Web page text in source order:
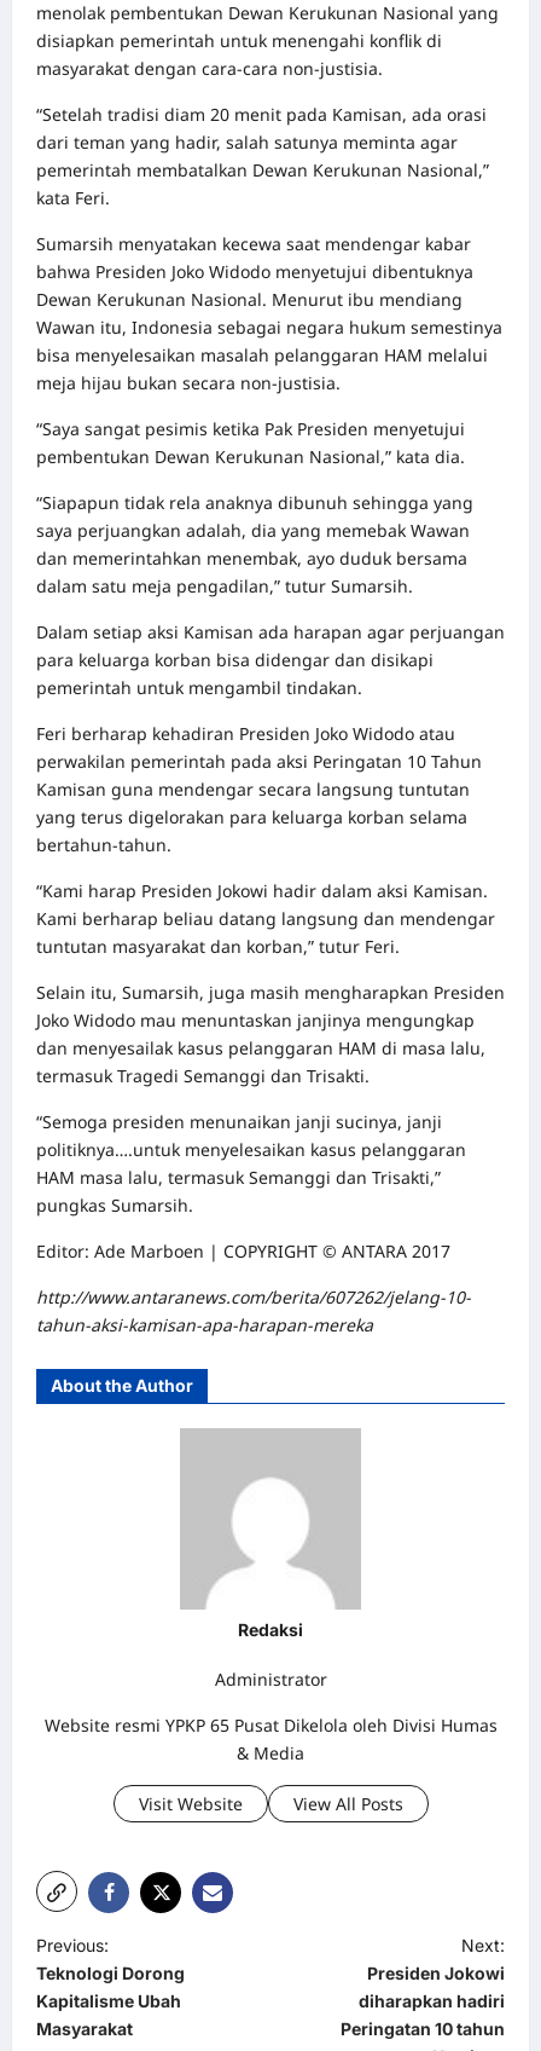
menolak pembentukan Dewan Kerukunan Nasional yang
disiapkan pemerintah untuk menengahi konflik di
masyarakat dengan cara-cara non-justisia.
“Setelah tradisi diam 20 menit pada Kamisan, ada orasi
dari teman yang hadir, salah satunya meminta agar
pemerintah membatalkan Dewan Kerukunan Nasional,”
kata Feri.
Sumarsih menyatakan kecewa saat mendengar kabar
bahwa Presiden Joko Widodo menyetujui dibentuknya
Dewan Kerukunan Nasional. Menurut ibu mendiang
Wawan itu, Indonesia sebagai negara hukum semestinya
bisa menyelesaikan masalah pelanggaran HAM melalui
meja hijau bukan secara non-justisia.
“Saya sangat pesimis ketika Pak Presiden menyetujui
pembentukan Dewan Kerukunan Nasional,” kata dia.
“Siapapun tidak rela anaknya dibunuh sehingga yang
saya perjuangkan adalah, dia yang memebak Wawan
dan memerintahkan menembak, ayo duduk bersama
dalam satu meja pengadilan,” tutur Sumarsih.
Dalam setiap aksi Kamisan ada harapan agar perjuangan
para keluarga korban bisa didengar dan disikapi
pemerintah untuk mengambil tindakan.
Feri berharap kehadiran Presiden Joko Widodo atau
perwakilan pemerintah pada aksi Peringatan 10 Tahun
Kamisan guna mendengar secara langsung tuntutan
yang terus digelorakan para keluarga korban selama
bertahun-tahun.
“Kami harap Presiden Jokowi hadir dalam aksi Kamisan.
Kami berharap beliau datang langsung dan mendengar
tuntutan masyarakat dan korban,” tutur Feri.
Selain itu, Sumarsih, juga masih mengharapkan Presiden
Joko Widodo mau menuntaskan janjinya mengungkap
dan menyesailak kasus pelanggaran HAM di masa lalu,
termasuk Tragedi Semanggi dan Trisakti.
“Semoga presiden menunaikan janji sucinya, janji
politiknya….untuk menyelesaikan kasus pelanggaran
HAM masa lalu, termasuk Semanggi dan Trisakti,”
pungkas Sumarsih.
Editor: Ade Marboen | COPYRIGHT © ANTARA 2017
http://www.antaranews.com/berita/607262/jelang-10-
tahun-aksi-kamisan-apa-harapan-mereka
About the Author
Redaksi
Administrator
Website resmi YPKP 65 Pusat Dikelola oleh Divisi Humas
& Media
Visit Website View All Posts
P
o
s
Previous:
Teknologi Dorong
Kapitalisme Ubah
Masyarakat
Next:
Presiden Jokowi
diharapkan hadiri
Peringatan 10 tahun